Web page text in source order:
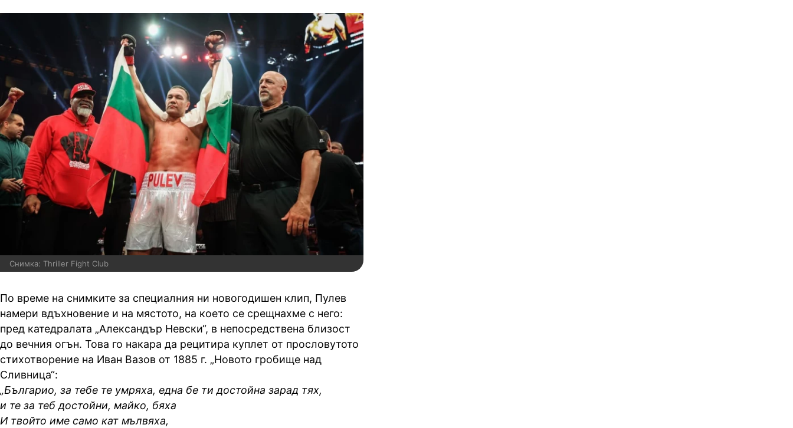
Снимка: Thriller Fight Club
По време на снимките за специалния ни новогодишен клип, Пулев
намери вдъхновение и на мястото, на което се срещнахме с него:
пред катедралата „Александър Невски“, в непосредствена близост
до вечния огън. Това го накара да рецитира куплет от прословутото
стихотворение на Иван Вазов от 1885 г. „Новото гробище над
Сливница“:
„Българио, за тебе те умряха, една бе ти достойна зарад тях,
и те за теб достойни, майко, бяха
И твойто име само кат мълвяха,